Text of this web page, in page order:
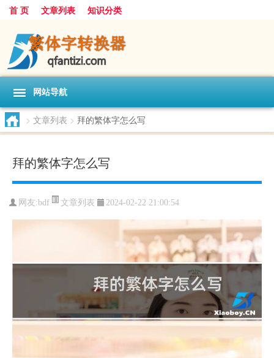
首 页 文章列表 知识分类
网站导航
> 文章列表 > 拜的繁体字怎么写
拜的繁体字怎么写
网友:bdf 文章列表 2024-02-22 21:00:54